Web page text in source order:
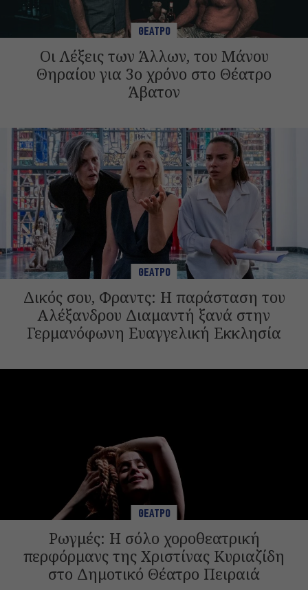
ΘΕΑΤΡΟ
Οι Λέξεις των Άλλων, του Μάνου
Θηραίου για 3ο χρόνο στο Θέατρο
Άβατον
ΘΕΑΤΡΟ
Δικός σου, Φραντς: Η παράσταση του
Αλέξανδρου Διαμαντή ξανά στην
Γερμανόφωνη Ευαγγελική Εκκλησία
ΘΕΑΤΡΟ
Ρωγμές: Η σόλο χοροθεατρική
περφόρμανς της Χριστίνας Κυριαζίδη
στο Δημοτικό Θέατρο Πειραιά